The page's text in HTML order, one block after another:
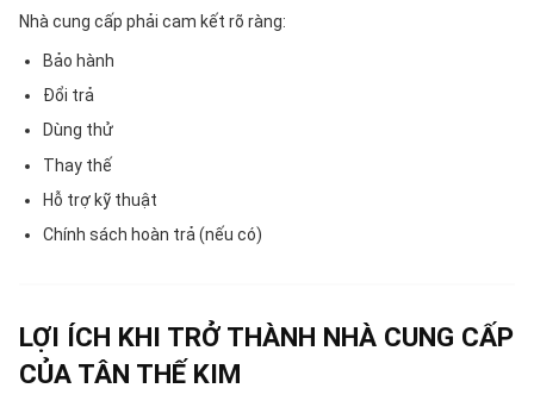
Nhà cung cấp phải cam kết rõ ràng:
Bảo hành
Đổi trả
Dùng thử
Thay thế
Hỗ trợ kỹ thuật
Chính sách hoàn trả (nếu có)
LỢI ÍCH KHI TRỞ THÀNH NHÀ CUNG CẤP
CỦA TÂN THẾ KIM